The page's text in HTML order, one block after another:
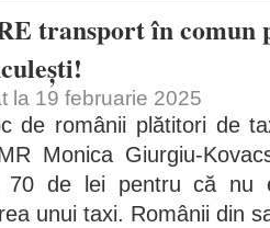
transport în
la 19 februarie 2025
de românii plătitori de
Monica Giurgiu-
70 de lei pentru că nu
unui taxi. Românii din